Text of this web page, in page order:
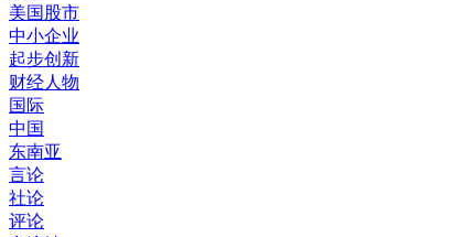
美国股市
中小企业
起步创新
财经人物
国际
中国
东南亚
言论
社论
评论